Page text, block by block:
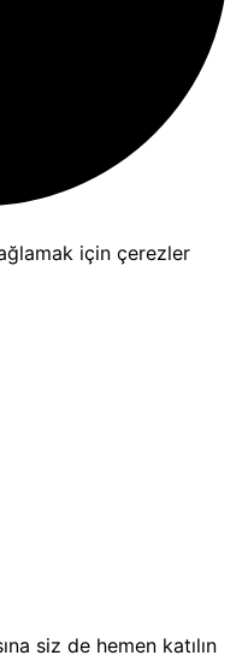
için çerezler
siz de hemen katılın